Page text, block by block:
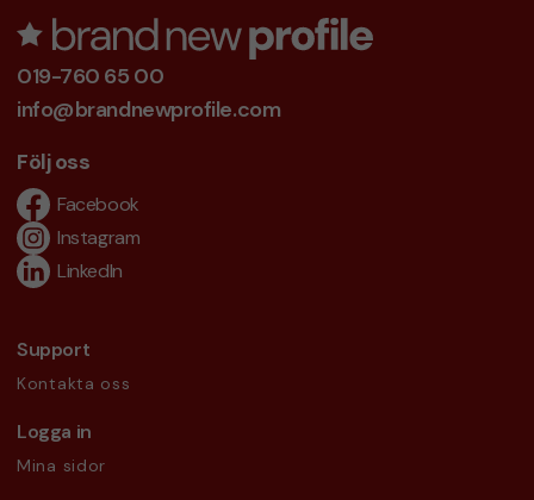
019-760 65 00
info@brandnewprofile.com
Följ oss
Facebook
Instagram
LinkedIn
Support
Kontakta oss
Logga in
Mina sidor